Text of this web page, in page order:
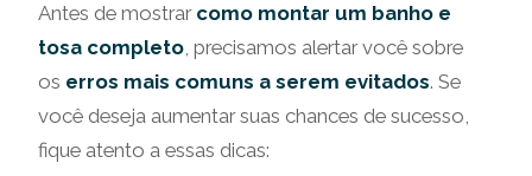
Antes de mostrar como montar um banho e
tosa completo, precisamos alertar você sobre
os erros mais comuns a serem evitados. Se
você deseja aumentar suas chances de sucesso,
fique atento a essas dicas: